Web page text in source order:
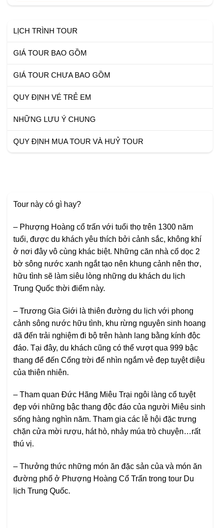
LỊCH TRÌNH TOUR
GIÁ TOUR BAO GỒM
GIÁ TOUR CHƯA BAO GỒM
QUY ĐỊNH VÉ TRẺ EM
NHỮNG LƯU Ý CHUNG
QUY ĐỊNH MUA TOUR VÀ HUỶ TOUR
Tour này có gì hay?
– Phượng Hoàng cổ trấn với tuổi thọ trên 1300 năm
tuổi, được du khách yêu thích bởi cảnh sắc, không khí
ở nơi đây vô cùng khác biệt. Những căn nhà cổ dọc 2
bờ sông nước xanh ngắt tạo nên khung cảnh nên thơ,
hữu tình sẽ làm siêu lòng những du khách du lịch
Trung Quốc thời điểm này.
– Trương Gia Giới là thiên đường du lịch với phong
cảnh sông nước hữu tình, khu rừng nguyên sinh hoang
dã đến trải nghiệm đi bộ trên hành lang bằng kính độc
đáo. Tại đây, du khách cũng có thể vượt qua 999 bậc
thang để đến Cổng trời để nhìn ngắm vẻ đẹp tuyệt diệu
của thiên nhiên.
– Tham quan Đức Hãng Miêu Trại ngôi làng cổ tuyệt
đẹp với những bậc thang độc đáo của người Miêu sinh
sống hàng nghìn năm. Tham gia các lễ hội đặc trưng
chặn cửa mời rượu, hát hò, nhảy múa trò chuyện…rất
thú vị.
– Thưởng thức những món ăn đặc sản của và món ăn
đường phố ở Phượng Hoàng Cổ Trấn trong tour Du
lịch Trung Quốc.